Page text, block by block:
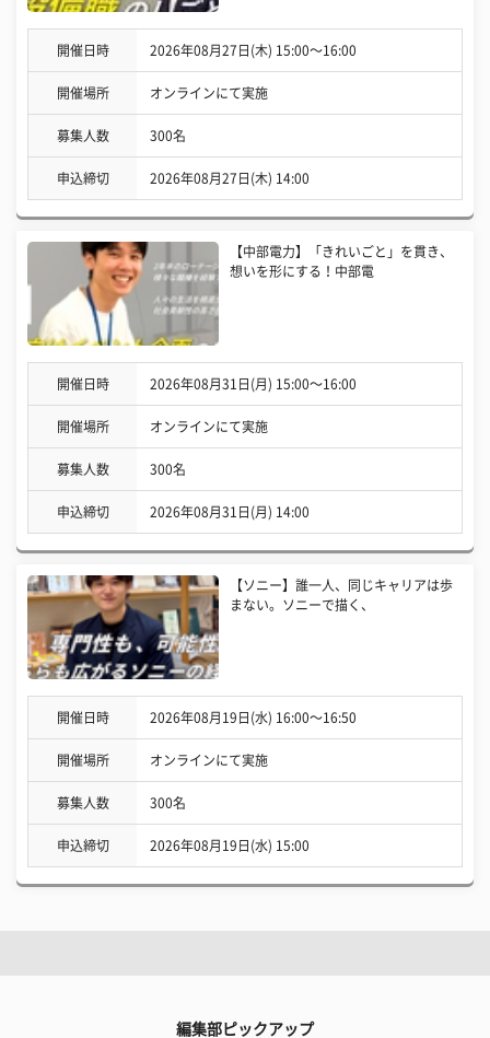
開催日時 2026年08月27日(木) 15:00〜16:00
開催場所 オンラインにて実施
募集人数 300名
申込締切 2026年08月27日(木) 14:00
【中部電力】「きれいごと」を貫き、
想いを形にする！中部電
開催日時 2026年08月31日(月) 15:00〜16:00
開催場所 オンラインにて実施
募集人数 300名
申込締切 2026年08月31日(月) 14:00
【ソニー】誰一人、同じキャリアは歩
まない。ソニーで描く、
開催日時 2026年08月19日(水) 16:00〜16:50
開催場所 オンラインにて実施
募集人数 300名
申込締切 2026年08月19日(水) 15:00
編集部ピックアップ